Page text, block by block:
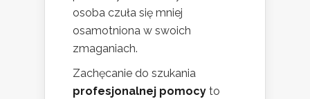
osoba czuła się mniej
osamotniona w swoich
zmaganiach.
Zachęcanie do szukania
profesjonalnej pomocy to